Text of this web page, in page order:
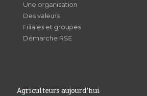
Une organisation
Des valeurs
Filiales et groupes
Démarche RSE
Agriculteurs aujourd’hui